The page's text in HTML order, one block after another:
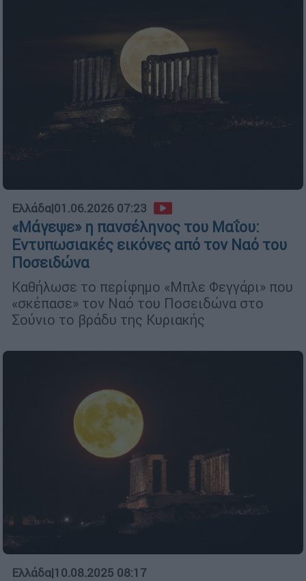
Ελλάδα|01.06.2026 07:23
«Μάγεψε» η πανσέληνος του Μαΐου:
Εντυπωσιακές εικόνες από τον Ναό του
Ποσειδώνα
Καθήλωσε το περίφημο «Μπλε Φεγγάρι» που
«σκέπασε» τον Ναό του Ποσειδώνα στο
Σούνιο το βράδυ της Κυριακής
Ελλάδα|10.08.2025 08:17